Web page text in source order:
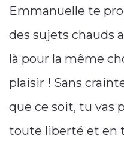
Emmanuelle te
des sujets chauds
là pour la même
plaisir ! Sans
que ce soit, tu vas
toute liberté et en